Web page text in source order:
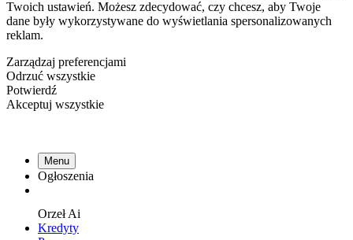
Twoich ustawień. Możesz zdecydować, czy chcesz, aby Twoje
dane były wykorzystywane do wyświetlania spersonalizowanych
reklam.
Zarządzaj preferencjami
Odrzuć wszystkie
Potwierdź
Akceptuj wszystkie
Menu
Ogłoszenia
OrzełAi
Kredyty